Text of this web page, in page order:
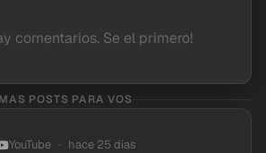
comentarios. Se el primero!
MAS POSTS PARA VOS
YouTube hace 25 dias